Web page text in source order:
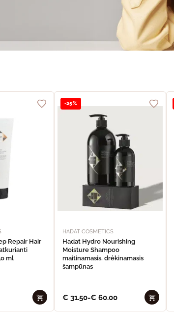
Repair Hair
ml
-25%
HADAT COSMETICS
Hadat Hydro Nourishing
Moisture Shampoo
maitinamasis, drėkinamasis
šampūnas
€ 31.50-€ 60.00